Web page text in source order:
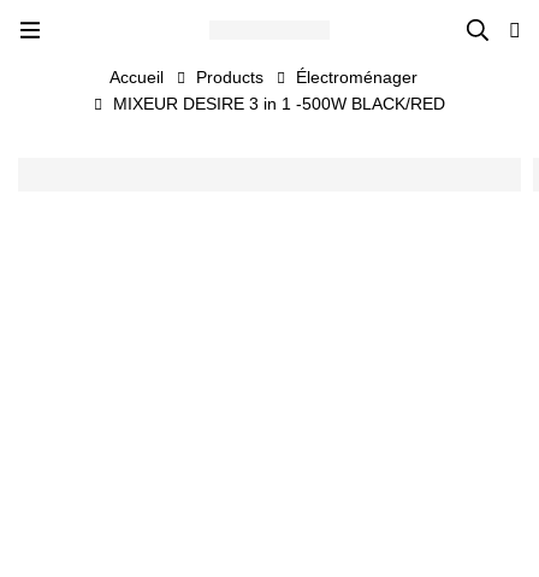
Accueil Products
Électroménager
MIXEUR DESIRE 3 in 1 -500W BLACK/RED